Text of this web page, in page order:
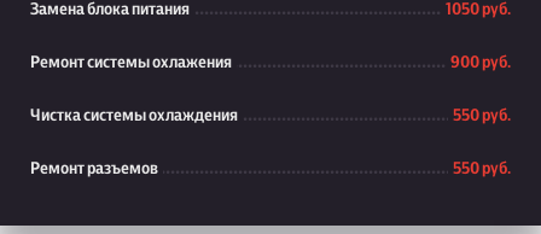
Замена блока питания 1050 руб.
Ремонт системы охлажения 900 руб.
Чистка системы охлаждения 550 руб.
Ремонт разъемов 550 руб.